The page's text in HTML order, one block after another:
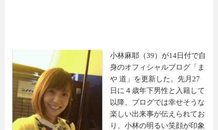
小林麻耶（39）が14日付で自
身のオフィシャルブログ「ま
や 道」を更新した。先月27
日に４歳年下男性と入籍して
以降、ブログでは幸せそうな
楽しい出来事が伝えられてお
り、小林の明るい笑顔が印象